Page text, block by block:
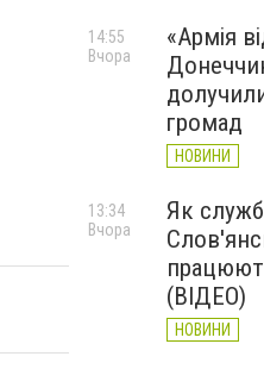
«Армія
громад
НОВИНИ
14:55
Вчора
Як
(ВІДЕО)
НОВИНИ
13:34
Вчора